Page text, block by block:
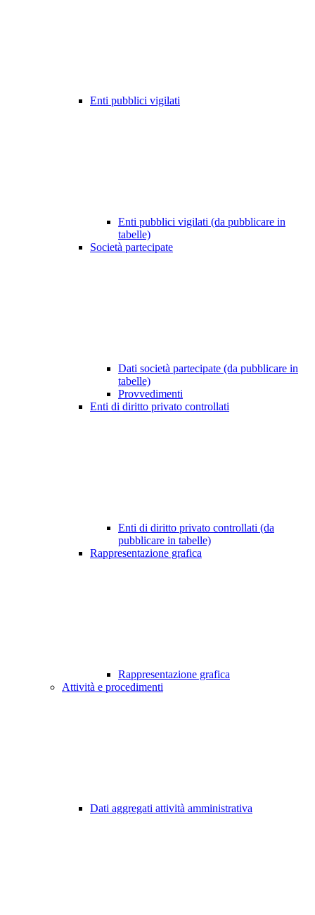
Enti pubblici vigilati
Enti pubblici vigilati (da pubblicare in
tabelle)
Società partecipate
Dati società partecipate (da pubblicare in
tabelle)
Provvedimenti
Enti di diritto privato controllati
Enti di diritto privato controllati (da
pubblicare in tabelle)
Rappresentazione grafica
Rappresentazione grafica
Attività e procedimenti
Dati aggregati attività amministrativa